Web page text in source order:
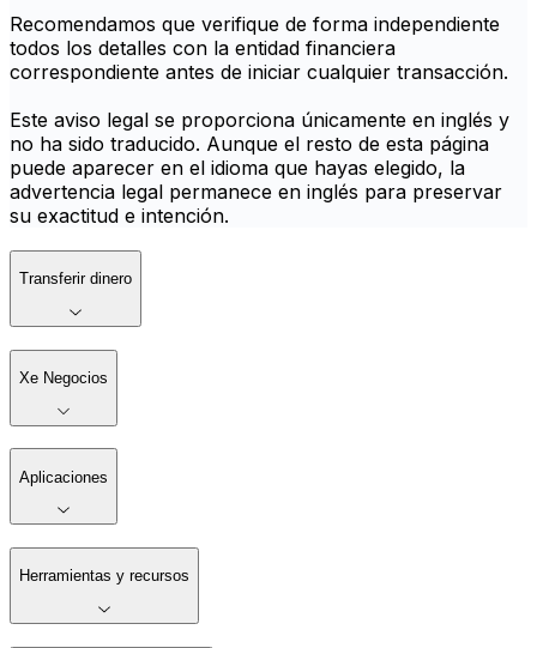
Recomendamos que verifique de forma independiente
todos los detalles con la entidad financiera
correspondiente antes de iniciar cualquier transacción.
Este aviso legal se proporciona únicamente en inglés y
no ha sido traducido. Aunque el resto de esta página
puede aparecer en el idioma que hayas elegido, la
advertencia legal permanece en inglés para preservar
su exactitud e intención.
Transferir dinero
Xe Negocios
Aplicaciones
Herramientas y recursos